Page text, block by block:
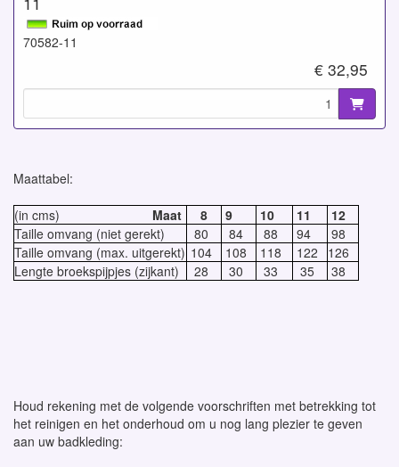
70582-11
€ 32,95
Maattabel:
(in cms) Maat 8 9 10 11
12
Taille omvang (niet gerekt)
80 84 88 94
98
Taille omvang (max. uitgerekt) 104 108 118 122
126
Lengte broekspijpjes (zijkant)
28 30 33 35 38
Houd rekening met de volgende voorschriften met betrekking tot
het reinigen en het onderhoud om u nog lang plezier te geven
aan uw badkleding: